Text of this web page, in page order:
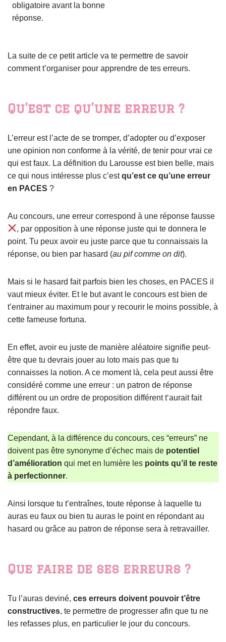
obligatoire avant la bonne
réponse.
La suite de ce petit article va te permettre de savoir
comment t’organiser pour apprendre de tes erreurs.
Qu’est ce qu’une erreur ?
L’erreur est l’acte de se tromper, d’adopter ou d’exposer
une opinion non conforme à la vérité, de tenir pour vrai ce
qui est faux. La définition du Larousse est bien belle, mais
ce qui nous intéresse plus c’estqu’est ce qu’une erreur
en PACES ?
Au concours, une erreur correspond à une réponse fausse
, par opposition à une réponse juste qui te donnera le
point. Tu peux avoir eu juste parce que tu connaissais la
réponse, ou bien par hasard (au pif comme on dit).
Mais si le hasard fait parfois bien les choses, en PACES il
vaut mieux éviter. Et le but avant le concours est bien de
t’entrainer au maximum pour y recourir le moins possible, à
cette fameuse fortuna.
En effet, avoir eu juste de manière aléatoire signifie peut-
être que tu devrais jouer au loto mais pas que tu
connaisses la notion. A ce moment là, cela peut aussi être
considéré comme une erreur : un patron de réponse
différent ou un ordre de proposition différent t‘aurait fait
répondre faux.
Cependant, à la différence du concours, ces “erreurs” ne
doivent pas être synonyme d’échec mais de potentiel
d’amélioration qui met en lumière les points qu’il te reste
à perfectionner.
Ainsi lorsque tu t’entraînes, toute réponse à laquelle tu
auras eu faux ou bien tu auras le point en répondant au
hasard ou grâce au patron de réponse sera à retravailler.
Que faire de ses erreurs ?
Tu l’auras deviné, ces erreurs doivent pouvoir t’être
constructives, te permettre de progresser afin que tu ne
les refasses plus, en particulier le jour du concours.